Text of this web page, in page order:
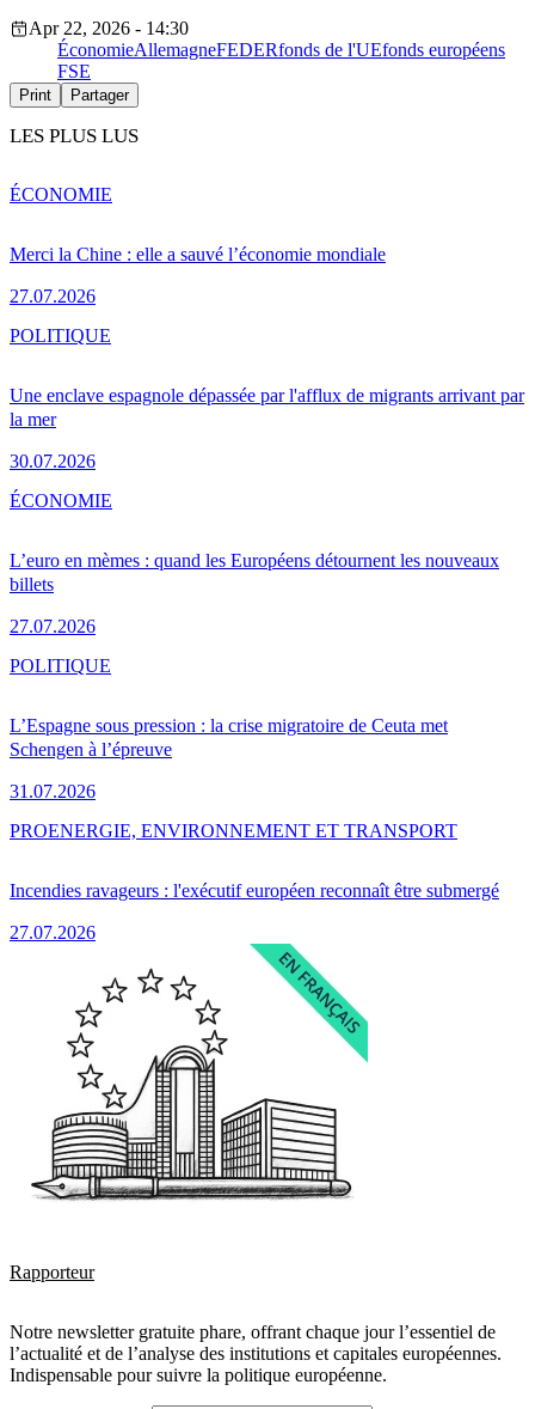
Apr 22, 2026 - 14:30
ÉconomieAllemagneFEDERfonds de l'UEfonds européens
FSE
Print Partager
LES PLUS LUS
Merci la Chine : elle a sauvé l’économie mondiale
27.07.2026
ÉCONOMIE
Une enclave espagnole dépassée par l'afflux de migrants arrivant par
la mer
30.07.2026
POLITIQUE
L’euro en mèmes : quand les Européens détournent les nouveaux
billets
27.07.2026
ÉCONOMIE
L’Espagne sous pression : la crise migratoire de Ceuta met
Schengen à l’épreuve
31.07.2026
POLITIQUE
Incendies ravageurs : l'exécutif européen reconnaît être submergé
27.07.2026
PROENERGIE, ENVIRONNEMENT ET TRANSPORT
Rapporteur
Notre newsletter gratuite phare, offrant chaque jour l’essentiel de
l’actualité et de l’analyse des institutions et capitales européennes.
Indispensable pour suivre la politique européenne.